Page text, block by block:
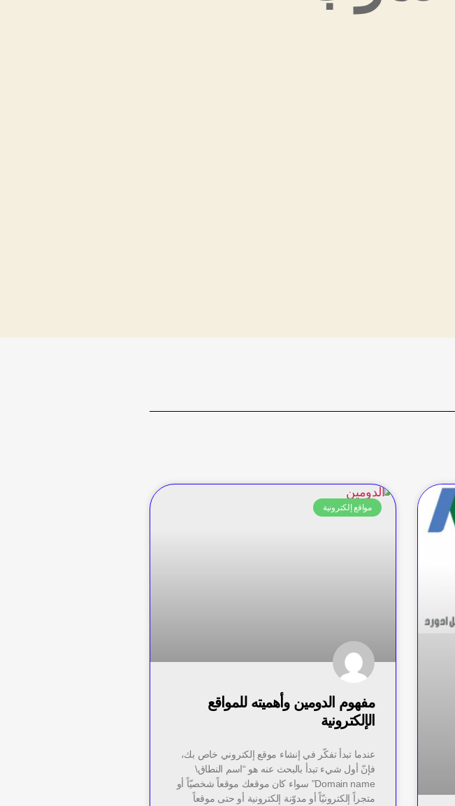
مواقع إلكترونية
مفهوم الدومين وأهميته للمواقع
الإلكترونية
عندما تبدأ تفكّر في إنشاء موقع إلكتروني خاص بك،
فإنّ أول شيء تبدأ بالبحث عنه هو “اسم النطاق\
Domain name” سواء كان موقعك موقعاً شخصيّاً أو
متجراً إلكترونيّاً أو مدوّنة إلكترونية أو حتى موقعاً